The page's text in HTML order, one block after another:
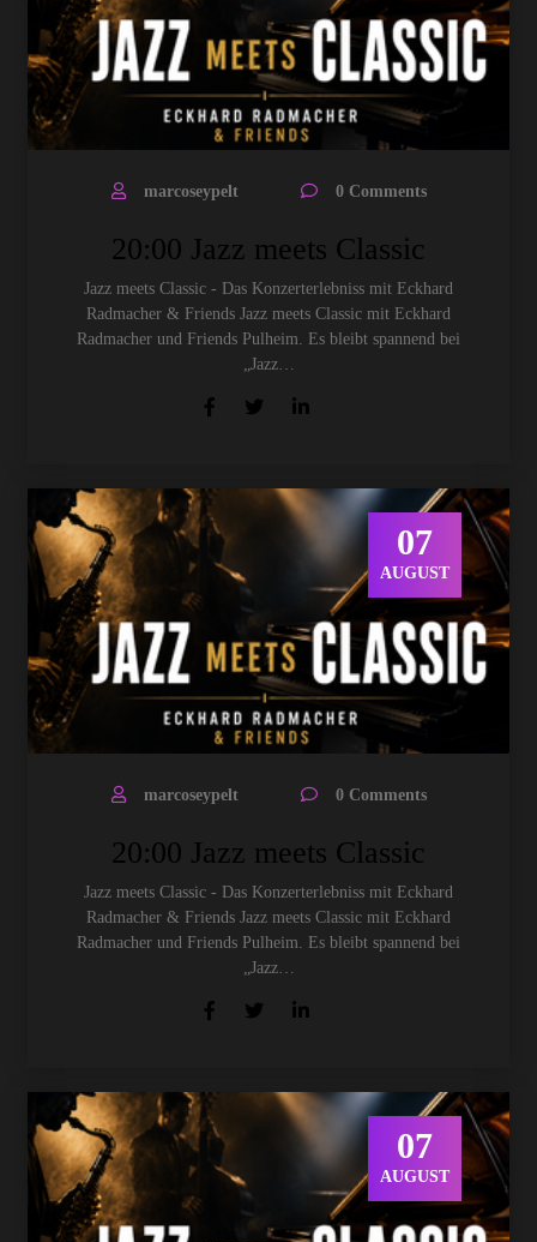
marcoseypelt 0 Comments
20:00 Jazz meets Classic
Jazz meets Classic - Das Konzerterlebniss mit Eckhard
Radmacher & Friends Jazz meets Classic mit Eckhard
Radmacher und Friends Pulheim. Es bleibt spannend bei
„Jazz…
07
AUGUST
marcoseypelt 0 Comments
20:00 Jazz meets Classic
Jazz meets Classic - Das Konzerterlebniss mit Eckhard
Radmacher & Friends Jazz meets Classic mit Eckhard
Radmacher und Friends Pulheim. Es bleibt spannend bei
„Jazz…
07
AUGUST